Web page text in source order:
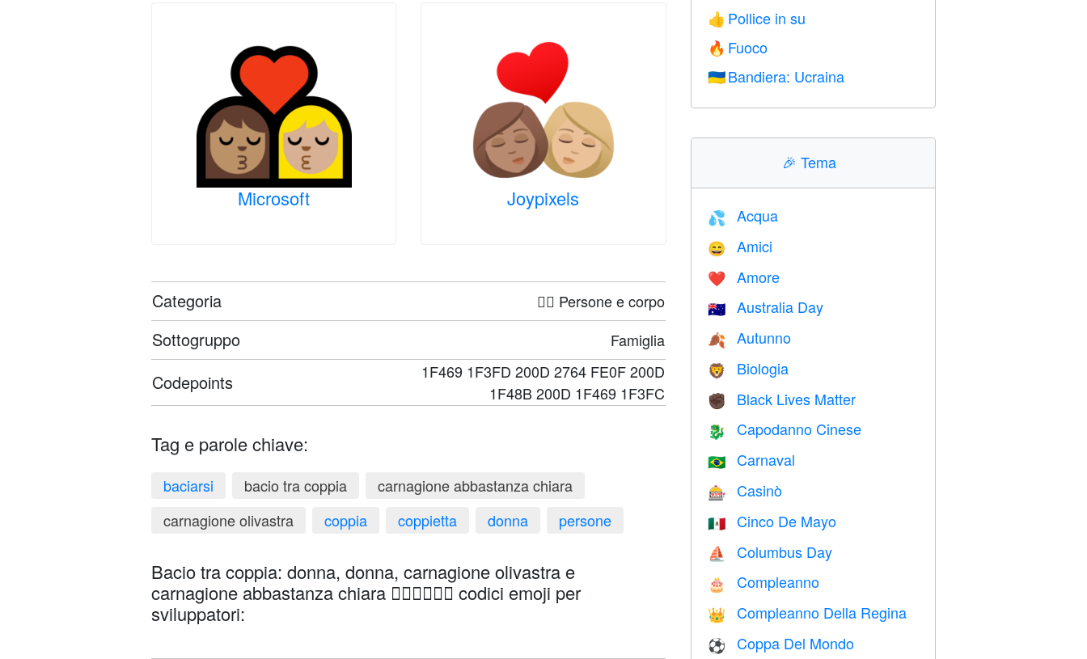
Microsoft Joypixels
Categoria 🤦‍♀️ Persone e corpo
Sottogruppo Famiglia
Codepoints
1F469 1F3FD 200D 2764 FE0F 200D
1F48B 200D 1F469 1F3FC
Tag e parole chiave:
baciarsi bacio tra coppia
carnagione abbastanza chiara
carnagione olivastra
coppia coppietta donna persone
Bacio tra coppia: donna, donna, carnagione olivastra e
carnagione abbastanza chiara 👩🏽‍❤️‍💋‍👩🏼 codici emoji per
sviluppatori:
👍 Pollice in su
🔥 Fuoco
🇺🇦 Bandiera: Ucraina
🎉Tema
💦 Acqua
😄 Amici
❤️️ Amore
🇦🇺 Australia Day
🍂 Autunno
🦁 Biologia
✊🏿 Black Lives Matter
🐉 Capodanno Cinese
🇧🇷 Carnaval
🎰 Casinò
🇲🇽 Cinco De Mayo
⛵️ Columbus Day
🎂 Compleanno
👑 Compleanno Della Regina
⚽ Coppa Del Mondo